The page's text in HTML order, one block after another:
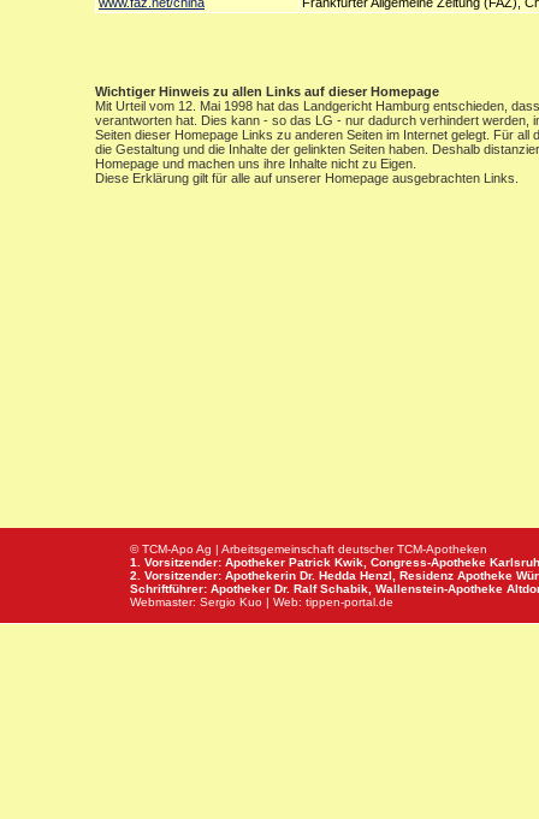
Wichtiger Hinweis zu allen Links auf dieser Homepage
Mit Urteil vom 12. Mai 1998 hat das Landgericht Hamburg entschieden,
verantworten hat. Dies kann - so das LG - nur dadurch verhindert
Seiten dieser Homepage Links zu anderen Seiten im Internet gelegt. Für
die Gestaltung und die Inhalte der gelinkten Seiten haben. Deshalb
Homepage und machen uns ihre Inhalte nicht zu Eigen.
Diese Erklärung gilt für alle auf unserer Homepage ausgebrachten Links.
© TCM-Apo Ag | Arbeitsgemeinschaft deutscher TCM-Apotheken
1. Vorsitzender: Apotheker Patrick Kwik, Congress-Apotheke
2. Vorsitzender: Apothekerin Dr. Hedda Henzl, Residenz Apotheke
Schriftführer: Apotheker Dr. Ralf Schabik, Wallenstein-Apotheke
Webmaster: Sergio Kuo | Web: tippen-portal.de